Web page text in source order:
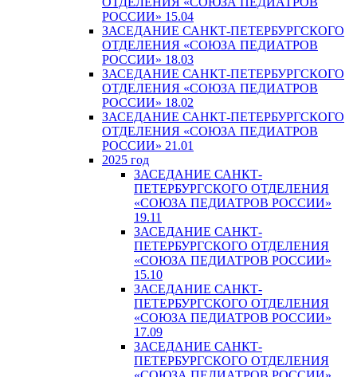
РОССИИ» 15.04
ЗАСЕДАНИЕ САНКТ-ПЕТЕРБУРГСКОГО
ОТДЕЛЕНИЯ «СОЮЗА ПЕДИАТРОВ
РОССИИ» 18.03
ЗАСЕДАНИЕ САНКТ-ПЕТЕРБУРГСКОГО
ОТДЕЛЕНИЯ «СОЮЗА ПЕДИАТРОВ
РОССИИ» 18.02
ЗАСЕДАНИЕ САНКТ-ПЕТЕРБУРГСКОГО
ОТДЕЛЕНИЯ «СОЮЗА ПЕДИАТРОВ
РОССИИ» 21.01
2025 год
ЗАСЕДАНИЕ САНКТ-
ПЕТЕРБУРГСКОГО ОТДЕЛЕНИЯ
«СОЮЗА ПЕДИАТРОВ РОССИИ»
19.11
ЗАСЕДАНИЕ САНКТ-
ПЕТЕРБУРГСКОГО ОТДЕЛЕНИЯ
«СОЮЗА ПЕДИАТРОВ РОССИИ»
15.10
ЗАСЕДАНИЕ САНКТ-
ПЕТЕРБУРГСКОГО ОТДЕЛЕНИЯ
«СОЮЗА ПЕДИАТРОВ РОССИИ»
17.09
ЗАСЕДАНИЕ САНКТ-
ПЕТЕРБУРГСКОГО ОТДЕЛЕНИЯ